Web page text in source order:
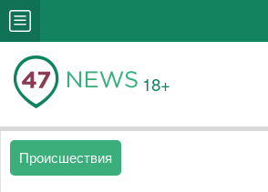
18+
Происшествия